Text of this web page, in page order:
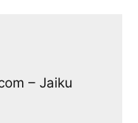
– Jaiku